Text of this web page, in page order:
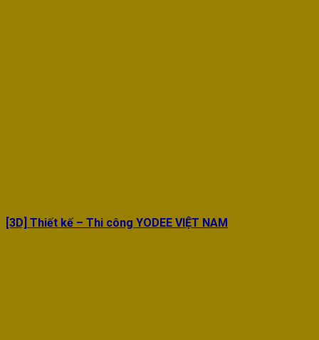
[3D] Thiết kế – Thi công YODEE VIỆT NAM